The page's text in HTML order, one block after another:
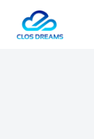
contenido